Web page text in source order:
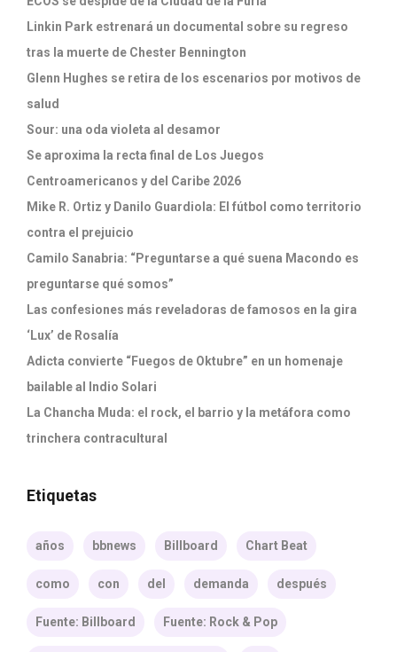
Linkin Park estrenará un documental sobre su regreso
tras la muerte de Chester Bennington
Glenn Hughes se retira de los escenarios por motivos de
salud
Sour: una oda violeta al desamor
Se aproxima la recta final de Los Juegos
Centroamericanos y del Caribe 2026
Mike R. Ortiz y Danilo Guardiola: El fútbol como territorio
contra el prejuicio
Camilo Sanabria: “Preguntarse a qué suena Macondo es
preguntarse qué somos”
Las confesiones más reveladoras de famosos en la gira
‘Lux’ de Rosalía
Adicta convierte “Fuegos de Oktubre” en un homenaje
bailable al Indio Solari
La Chancha Muda: el rock, el barrio y la metáfora como
trinchera contracultural
Etiquetas
años bbnews Billboard Chart Beat
como con del demanda después
Fuente: Billboard Fuente: Rock & Pop